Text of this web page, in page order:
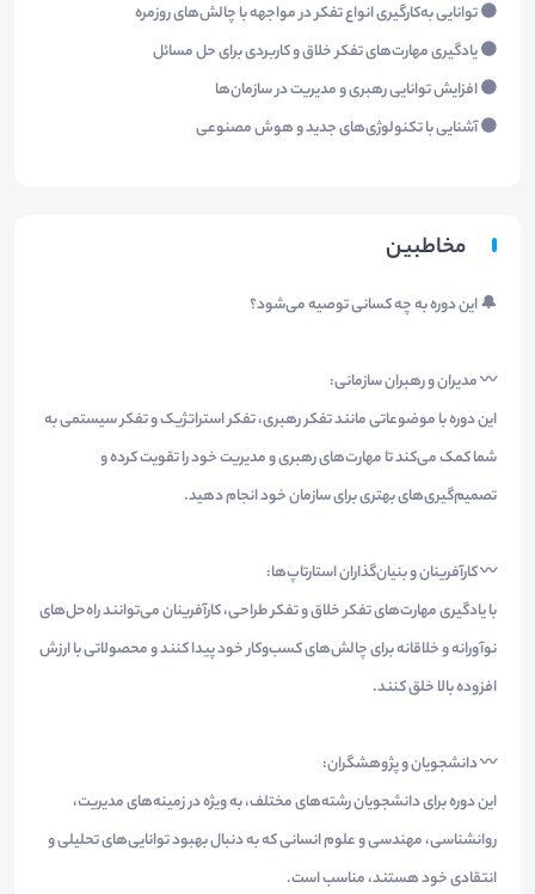
🟠 توانایی به‌کارگیری انواع تفکر در مواجهه با چالش‌های روزمره
🟠 یادگیری مهارت‌های تفکر خلاق و کاربردی برای حل مسائل
🟠 افزایش توانایی رهبری و مدیریت در سازمان‌ها
🟠 آشنایی با تکنولوژی‌های جدید و هوش مصنوعی
مخاطبین
🔔 این دوره به چه کسانی توصیه می‌شود؟
〰️ مدیران و رهبران سازمانی:
این دوره با موضوعاتی مانند تفکر رهبری، تفکر استراتژیک و تفکر سیستمی به
شما کمک می‌کند تا مهارت‌های رهبری و مدیریت خود را تقویت کرده و
تصمیم‌گیری‌های بهتری برای سازمان خود انجام دهید.
〰️ کارآفرینان و بنیان‌گذاران استارتاپ‌ها:
با یادگیری مهارت‌های تفکر خلاق و تفکر طراحی، کارآفرینان می‌توانند راه‌حل‌های
نوآورانه و خلاقانه برای چالش‌های کسب‌وکار خود پیدا کنند و محصولاتی با ارزش
افزوده بالا خلق کنند.
〰️ دانشجویان و پژوهشگران:
این دوره برای دانشجویان رشته‌های مختلف، به ویژه در زمینه‌های مدیریت،
روانشناسی، مهندسی و علوم انسانی که به دنبال بهبود توانایی‌های تحلیلی و
انتقادی خود هستند، مناسب است.